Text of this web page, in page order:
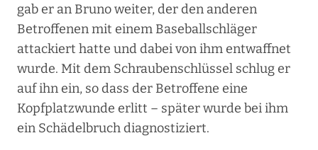
gab er an Bruno weiter, der den anderen
Betroffenen mit einem Baseballschläger
attackiert hatte und dabei von ihm entwaffnet
wurde. Mit dem Schraubenschlüssel schlug er
auf ihn ein, so dass der Betroffene eine
Kopfplatzwunde erlitt – später wurde bei ihm
ein Schädelbruch diagnostiziert.